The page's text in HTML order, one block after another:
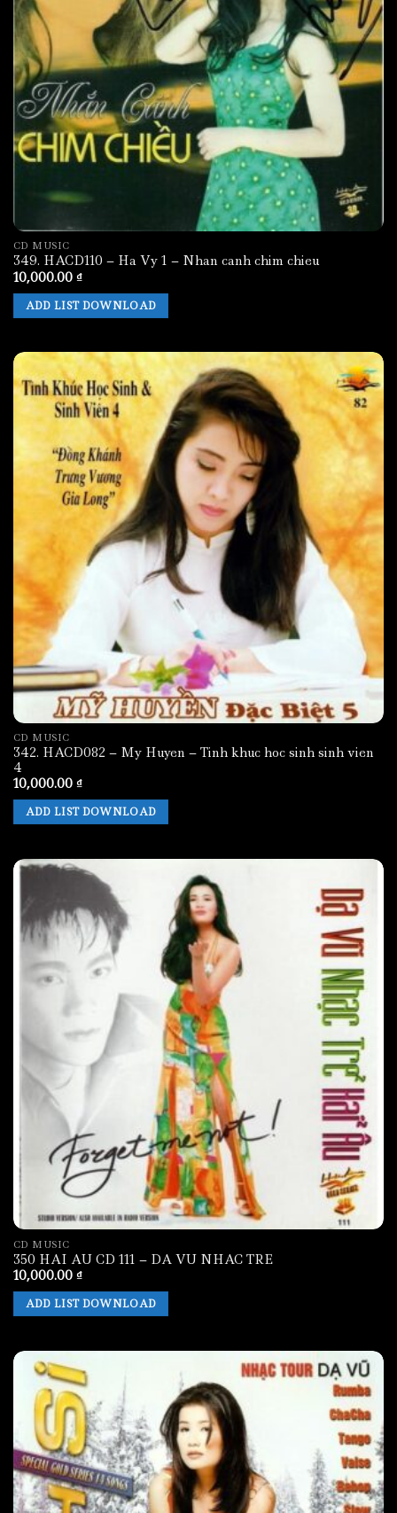
CD MUSIC
349. HACD110 – Ha Vy 1 – Nhan canh chim chieu
10,000.00 ₫
ADD LIST DOWNLOAD
CD MUSIC
342. HACD082 – My Huyen – Tinh khuc hoc sinh sinh vien
4
10,000.00 ₫
ADD LIST DOWNLOAD
CD MUSIC
350 HAI AU CD 111 – DA VU NHAC TRE
10,000.00 ₫
ADD LIST DOWNLOAD